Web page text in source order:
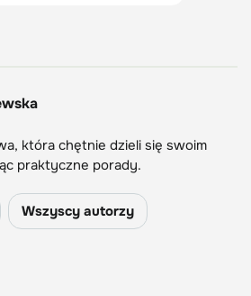
która chętnie dzieli się swoim
praktyczne porady.
Wszyscy autorzy